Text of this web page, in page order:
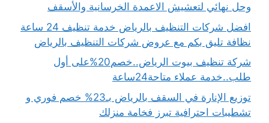
وحل نهائي لتعشيش الاعمدة الخرسانية والأسقف
افضل شركات التنظيف بالرياض خدمة تنظيف 24 ساعة
نظافة تليق بكم مع عروض شركات التنظيف بالرياض
شركة تنظيف بيوت الرياض..خصم20%على أول
طلب..خدمة عملاء متاحة24ساعة
توزيع الإنارة في السقف بالرياض بـ23% خصم فوري و
تشطيبات احترافية تبرز فخامة منزلك